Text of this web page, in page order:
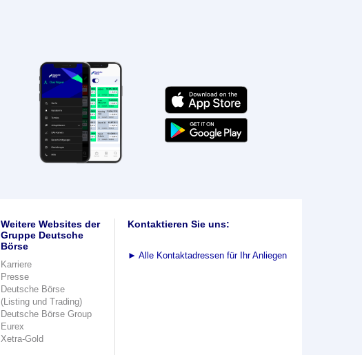
Weitere Websites der
Gruppe Deutsche
Börse
Karriere
Presse
Deutsche Börse
(Listing und Trading)
Deutsche Börse Group
Eurex
Xetra-Gold
Kontaktieren Sie uns:
► Alle Kontaktadressen für Ihr Anliegen